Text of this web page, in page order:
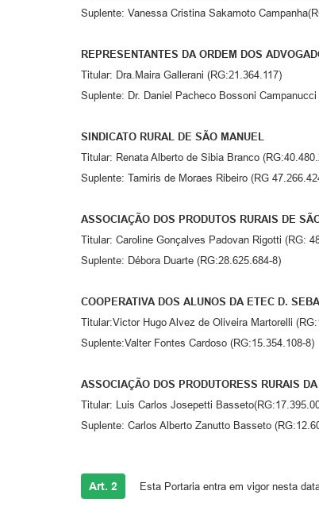
Suplente: Vanessa Cristina Sakamoto
REPRESENTANTES DA ORDEM DOS
Titular: Dra.Maira Gallerani (RG:21.364.117)
Suplente: Dr. Daniel Pacheco Bossoni
SINDICATO RURAL DE SÃO MANUEL
Titular: Renata Alberto de Sibia Branco
Suplente: Tamiris de Moraes Ribeiro (RG
ASSOCIAÇÃO DOS PRODUTOS RURAIS DE
Titular: Caroline Gonçalves Padovan Rigotti (RG:
Suplente: Débora Duarte (RG:28.625.684-8)
COOPERATIVA DOS ALUNOS DA ETEC D.
Titular:Victor Hugo Alvez de Oliveira Martorelli
Suplente:Valter Fontes Cardoso (RG:15.354.108-8)
ASSOCIAÇÃO DOS PRODUTORESS RURAIS
Titular: Luis Carlos Josepetti
Suplente: Carlos Alberto Zanutto Basseto
Art. 2 Esta Portaria entra em vigor nesta